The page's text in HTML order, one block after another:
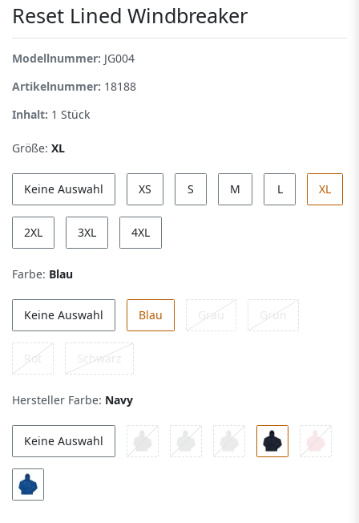
Reset Lined Windbreaker
Modellnummer: JG004
Artikelnummer: 18188
Inhalt: 1 Stück
Größe: XL
Keine Auswahl XS S M L XL
2XL 3XL 4XL
Farbe: Blau
Keine Auswahl Blau Grau Grün
Rot Schwarz
Hersteller Farbe: Navy
Keine Auswahl